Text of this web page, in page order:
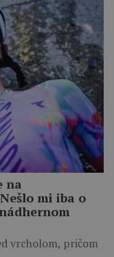
na
mi iba o
vrcholom, pričom